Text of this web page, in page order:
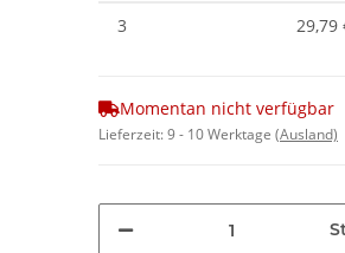
3 29,79
Momentan nicht verfügbar
Lieferzeit:9 - 10 Werktage (Ausland)